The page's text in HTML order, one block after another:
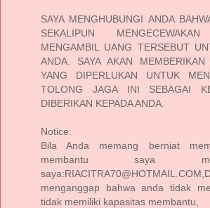
SAYA MENGHUBUNGI ANDA
SEKALIPUN
MENGAMBIL UANG TERSEBUT
ANDA. SAYA AKAN
YANG DIPERLUKAN UNTUK
TOLONG JAGA INI SEBAGAI
DIBERIKAN KEPADA ANDA.
Notice:
Bila Anda memang berniat
membantu saya
menganggap bahwa anda tidak
tidak memiliki kapasitas membantu,